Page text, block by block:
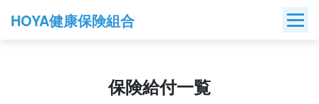
HOYA健康保険組合
保険給付一覧